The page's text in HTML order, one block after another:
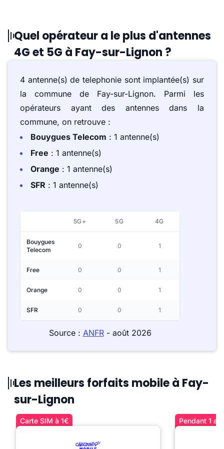
Quel opérateur a le plus d'antennes
4G et 5G à Fay-sur-Lignon ?
4 antenne(s) de telephonie sont implantée(s) sur
la commune de Fay-sur-Lignon. Parmi les
opérateurs ayant des antennes dans la
commune, on retrouve :
Bouygues Telecom : 1 antenne(s)
Free : 1 antenne(s)
Orange : 1 antenne(s)
SFR : 1 antenne(s)
5G+ 5G 4G
Bouygues
Telecom
0 0 1
Free 0 0 1
Orange 0 0 1
SFR 0 0 1
Source : ANFR- août 2026
Les meilleurs forfaits mobile à Fay-
sur-Lignon
Carte SIM à 1€ Pendant 1